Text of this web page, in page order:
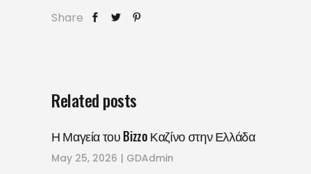
Share
Related posts
Η Μαγεία του Bizzo Καζίνο στην Ελλάδα
May 25, 2026 GDAdmin